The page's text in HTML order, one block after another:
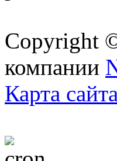
Copyright
компании
Карта сайта